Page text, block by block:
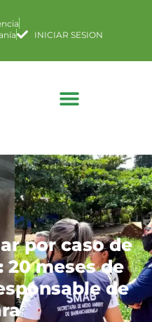
INICIAR SESION
por caso de
meses de
de